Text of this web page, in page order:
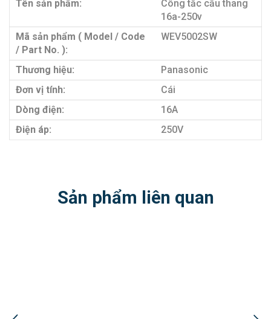
Tên sản phẩm:
Công tắc cầu thang
16a-250v
Mã sản phẩm ( Model / Code
/ Part No. ):
WEV5002SW
Thương hiệu:
Panasonic
Đơn vị tính:
Cái
Dòng điện:
16A
Điện áp:
250V
Sản phẩm liên quan